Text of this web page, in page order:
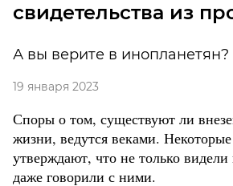
свидетельства из
А вы верите в инопланетян?
19 января 2023
Споры о том, существуют ли
жизни, ведутся веками.
утверждают, что не только
даже говорили с ними.